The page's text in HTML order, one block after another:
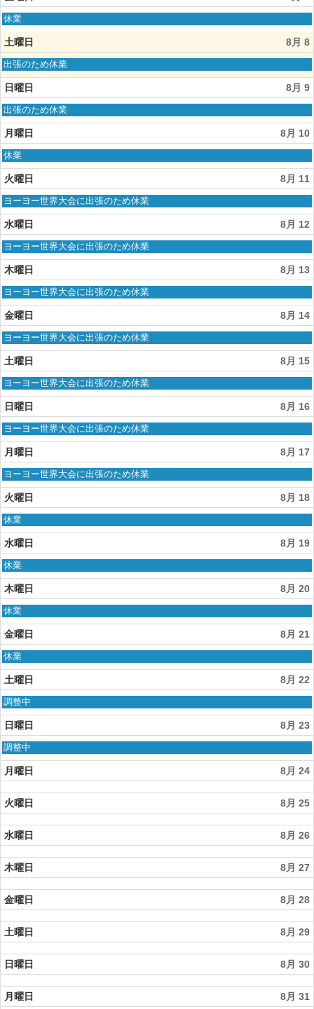
8
月
6th
2026
金
日,
8
月
7th
2026
休業
土曜日 8月 8
土
曜
日,
8
月
8th
2026
出張のため休業
日曜日 8月 9
日
日,
8
月
9th
2026
出張のため休業
月曜日 8月 10
月
日,
8
月
10th
2026
休業
火曜日 8月 11
火
日,
8
月
11th
2026
ヨーヨー世界大会に出張のため休業
水曜日 8月 12
水
日,
8
月
12th
2026
ヨーヨー世界大会に出張のため休業
木曜日 8月 13
木
日,
8
月
13th
2026
ヨーヨー世界大会に出張のため休業
金曜日 8月 14
金
日,
8
月
14th
2026
ヨーヨー世界大会に出張のため休業
土曜日 8月 15
土
日,
8
月
15th
2026
ヨーヨー世界大会に出張のため休業
日曜日 8月 16
日
日,
8
月
16th
2026
ヨーヨー世界大会に出張のため休業
月曜日 8月 17
月
日,
8
月
17th
2026
ヨーヨー世界大会に出張のため休業
火曜日 8月 18
火
日,
8
月
18th
2026
休業
水曜日 8月 19
水
日,
8
月
19th
2026
休業
木曜日 8月 20
木
日,
8
月
20th
2026
休業
金曜日 8月 21
金
日,
8
月
21st
2026
休業
土曜日 8月 22
土
日,
8
月
22nd
2026
調整中
日曜日 8月 23
日
日,
8
月
23rd
2026
調整中
月曜日 8月 24
火曜日 8月 25
水曜日 8月 26
木曜日 8月 27
金曜日 8月 28
土曜日 8月 29
日曜日 8月 30
月曜日 8月 31